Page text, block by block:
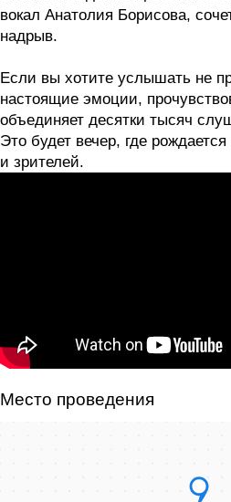
вокал Анатолия Борисова,
надрыв.
Если вы хотите услышать не
настоящие эмоции,
объединяет десятки тысяч
Это будет вечер, где
и зрителей.
Место проведения